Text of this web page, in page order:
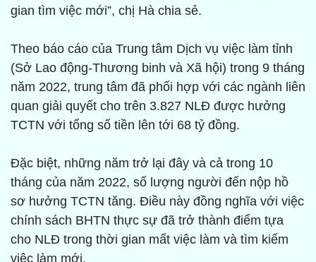
gian tìm việc mới”, chị Hà chia sẻ.
Theo báo cáo của Trung tâm Dịch vụ việc làm tỉnh
(Sở Lao động-Thương binh và Xã hội) trong 9 tháng
năm 2022, trung tâm đã phối hợp với các ngành liên
quan giải quyết cho trên 3.827 NLĐ được hưởng
TCTN với tổng số tiền lên tới 68 tỷ đồng.
Đặc biệt, những năm trở lại đây và cả trong 10
tháng của năm 2022, số lượng người đến nộp hồ
sơ hưởng TCTN tăng. Điều này đồng nghĩa với việc
chính sách BHTN thực sự đã trở thành điểm tựa
cho NLĐ trong thời gian mất việc làm và tìm kiếm
việc làm mới.